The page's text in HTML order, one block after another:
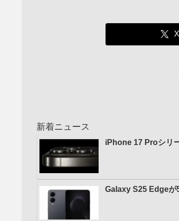
X
新着ニュース
iPhone 17 Proシリ
Galaxy S25 Edgeが